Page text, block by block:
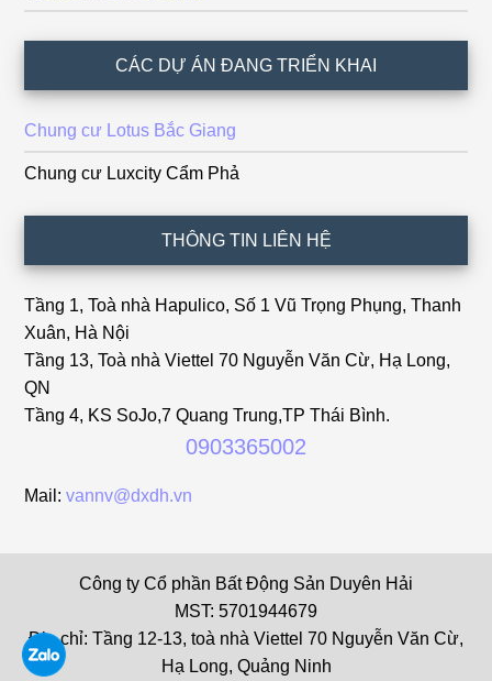
CÁC DỰ ÁN ĐANG TRIỂN KHAI
Chung cư Lotus Bắc Giang
Chung cư Luxcity Cẩm Phả
THÔNG TIN LIÊN HỆ
Tầng 1, Toà nhà Hapulico, Số 1 Vũ Trọng Phụng, Thanh
Xuân, Hà Nội
Tầng 13, Toà nhà Viettel 70 Nguyễn Văn Cừ, Hạ Long,
QN
Tầng 4, KS SoJo,7 Quang Trung,TP Thái Bình.
0903365002
Mail:vannv@dxdh.vn
Công ty Cổ phần Bất Động Sản Duyên Hải
MST: 5701944679
Địa chỉ: Tầng 12-13, toà nhà Viettel 70 Nguyễn Văn Cừ,
Hạ Long, Quảng Ninh